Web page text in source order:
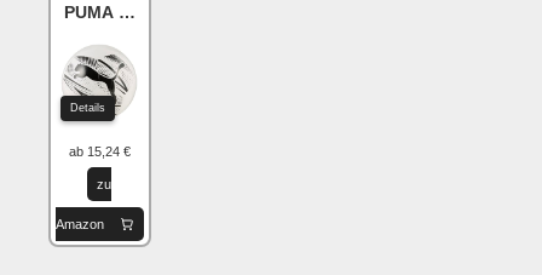
PUMA Attacant Graphic
Details
ab 15,24 €
zu
Amazon